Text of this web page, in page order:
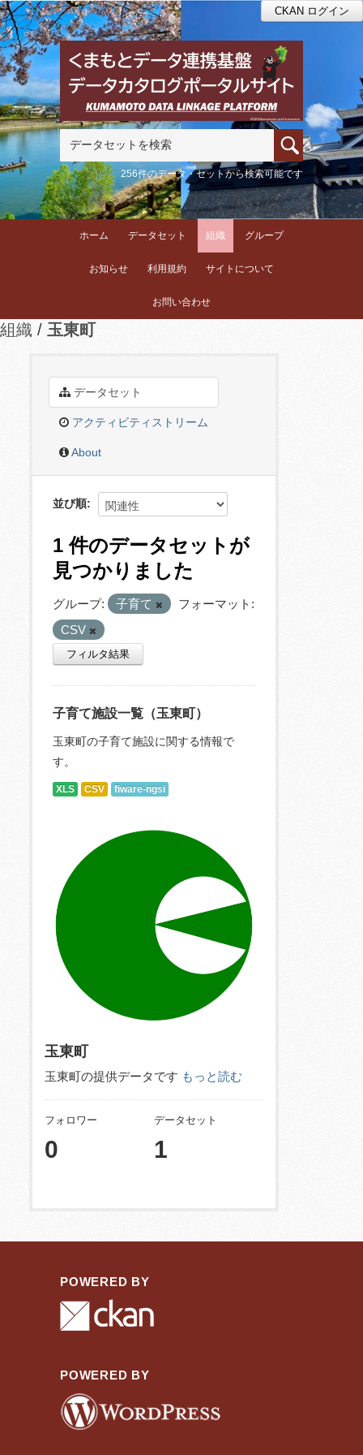
CKAN ログイン
256件のデータ・セットから検索可能です
ホーム データセット 組織 グループ
お知らせ 利用規約 サイトについて
お問い合わせ
組織 玉東町
データセット
アクティビティストリーム
About
並び順
1 件のデータセットが
見つかりました
グループ: 子育て
フォーマット:
CSV
フィルタ結果
子育て施設一覧（玉東町）
玉東町の子育て施設に関する情報で
す。
XLS CSV fiware-ngsi
玉東町
玉東町の提供データです もっと読む
フォロワー
0
データセット
1
POWERED BY
POWERED BY